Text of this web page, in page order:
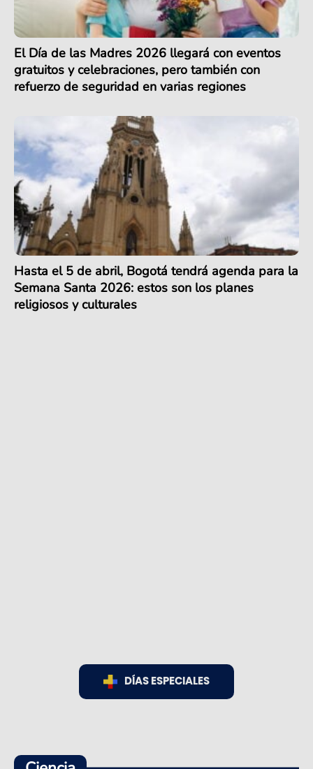
El Día de las Madres 2026 llegará con eventos
gratuitos y celebraciones, pero también con
refuerzo de seguridad en varias regiones
Hasta el 5 de abril, Bogotá tendrá agenda para la
Semana Santa 2026: estos son los planes
religiosos y culturales
DÍAS ESPECIALES